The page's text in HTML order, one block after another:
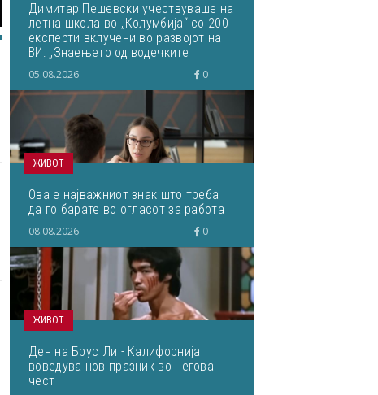
Димитар Пешевски учествуваше на
летна школа во „Колумбија“ со 200
експерти вклучени во развојот на
ВИ: „Знаењето од водечките
светски ВИ-истражувачи ќе им го
пренесам на студентите“
05.08.2026 0
ЖИВОТ
Ова е најважниот знак што треба
да го барате во огласот за работа
08.08.2026 0
ЖИВОТ
Ден на Брус Ли - Калифорнија
воведува нов празник во негова
чест